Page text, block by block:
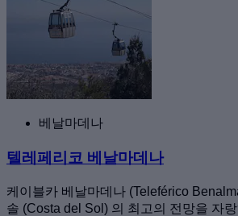
베날마데나
텔레페리코 베날마데나
케이블카 베날마데나 (Teleférico
솔 (Costa del Sol) 의 최고의 전망을 자